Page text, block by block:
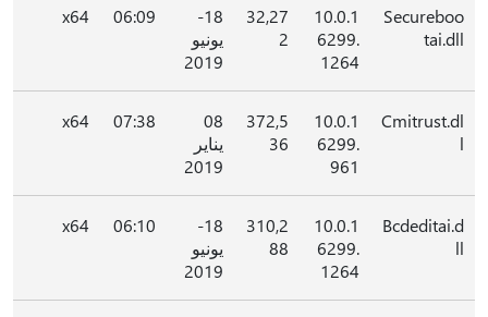
Secureboo
tai.dll
10.0.1
6299.
1264
32,27
2
18-
يونيو
2019
06:09
x64
Cmitrust.dl
l
10.0.1
6299.
961
372,5
36
08
يناير
2019
07:38
x64
Bcdeditai.d
ll
10.0.1
6299.
1264
310,2
88
18-
يونيو
2019
06:10
x64